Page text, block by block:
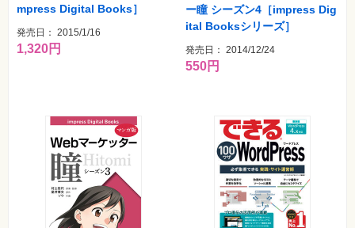
mpress Digital Books］
発売日： 2015/1/16
1,320円
ー瞳 シーズン4［impress Dig
ital Booksシリーズ］
発売日： 2014/12/24
550円